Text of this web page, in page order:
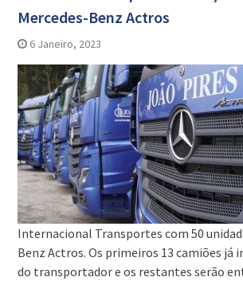
Mercedes-Benz Actros
6 Janeiro, 2023
Internacional Transportes com 50
Benz Actros. Os primeiros 13 camiões
do transportador e os restantes serão